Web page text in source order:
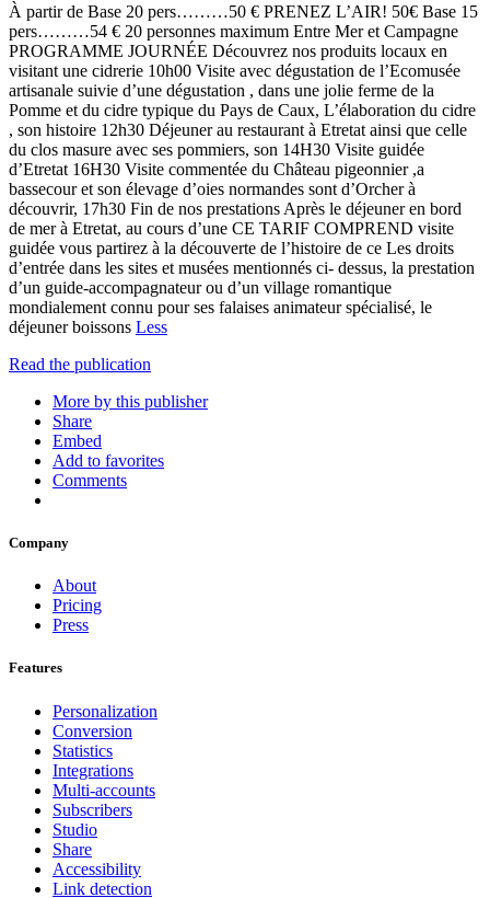
À partir de Base 20 pers………50 € PRENEZ L’AIR! 50€ Base 15
pers………54 € 20 personnes maximum Entre Mer et Campagne
PROGRAMME JOURNÉE Découvrez nos produits locaux en
visitant une cidrerie 10h00 Visite avec dégustation de l’Ecomusée
artisanale suivie d’une dégustation , dans une jolie ferme de la
Pomme et du cidre typique du Pays de Caux, L’élaboration du cidre
, son histoire 12h30 Déjeuner au restaurant à Etretat ainsi que celle
du clos masure avec ses pommiers, son 14H30 Visite guidée
d’Etretat 16H30 Visite commentée du Château pigeonnier ,a
bassecour et son élevage d’oies normandes sont d’Orcher à
découvrir, 17h30 Fin de nos prestations Après le déjeuner en bord
de mer à Etretat, au cours d’une CE TARIF COMPREND visite
guidée vous partirez à la découverte de l’histoire de ce Les droits
d’entrée dans les sites et musées mentionnés ci- dessus, la prestation
d’un guide-accompagnateur ou d’un village romantique
mondialement connu pour ses falaises animateur spécialisé, le
déjeuner boissons Less
Read the publication
More by this publisher
Share
Embed
Add to favorites
Comments
Company
About
Pricing
Press
Features
Personalization
Conversion
Statistics
Integrations
Multi-accounts
Subscribers
Studio
Share
Accessibility
Link detection